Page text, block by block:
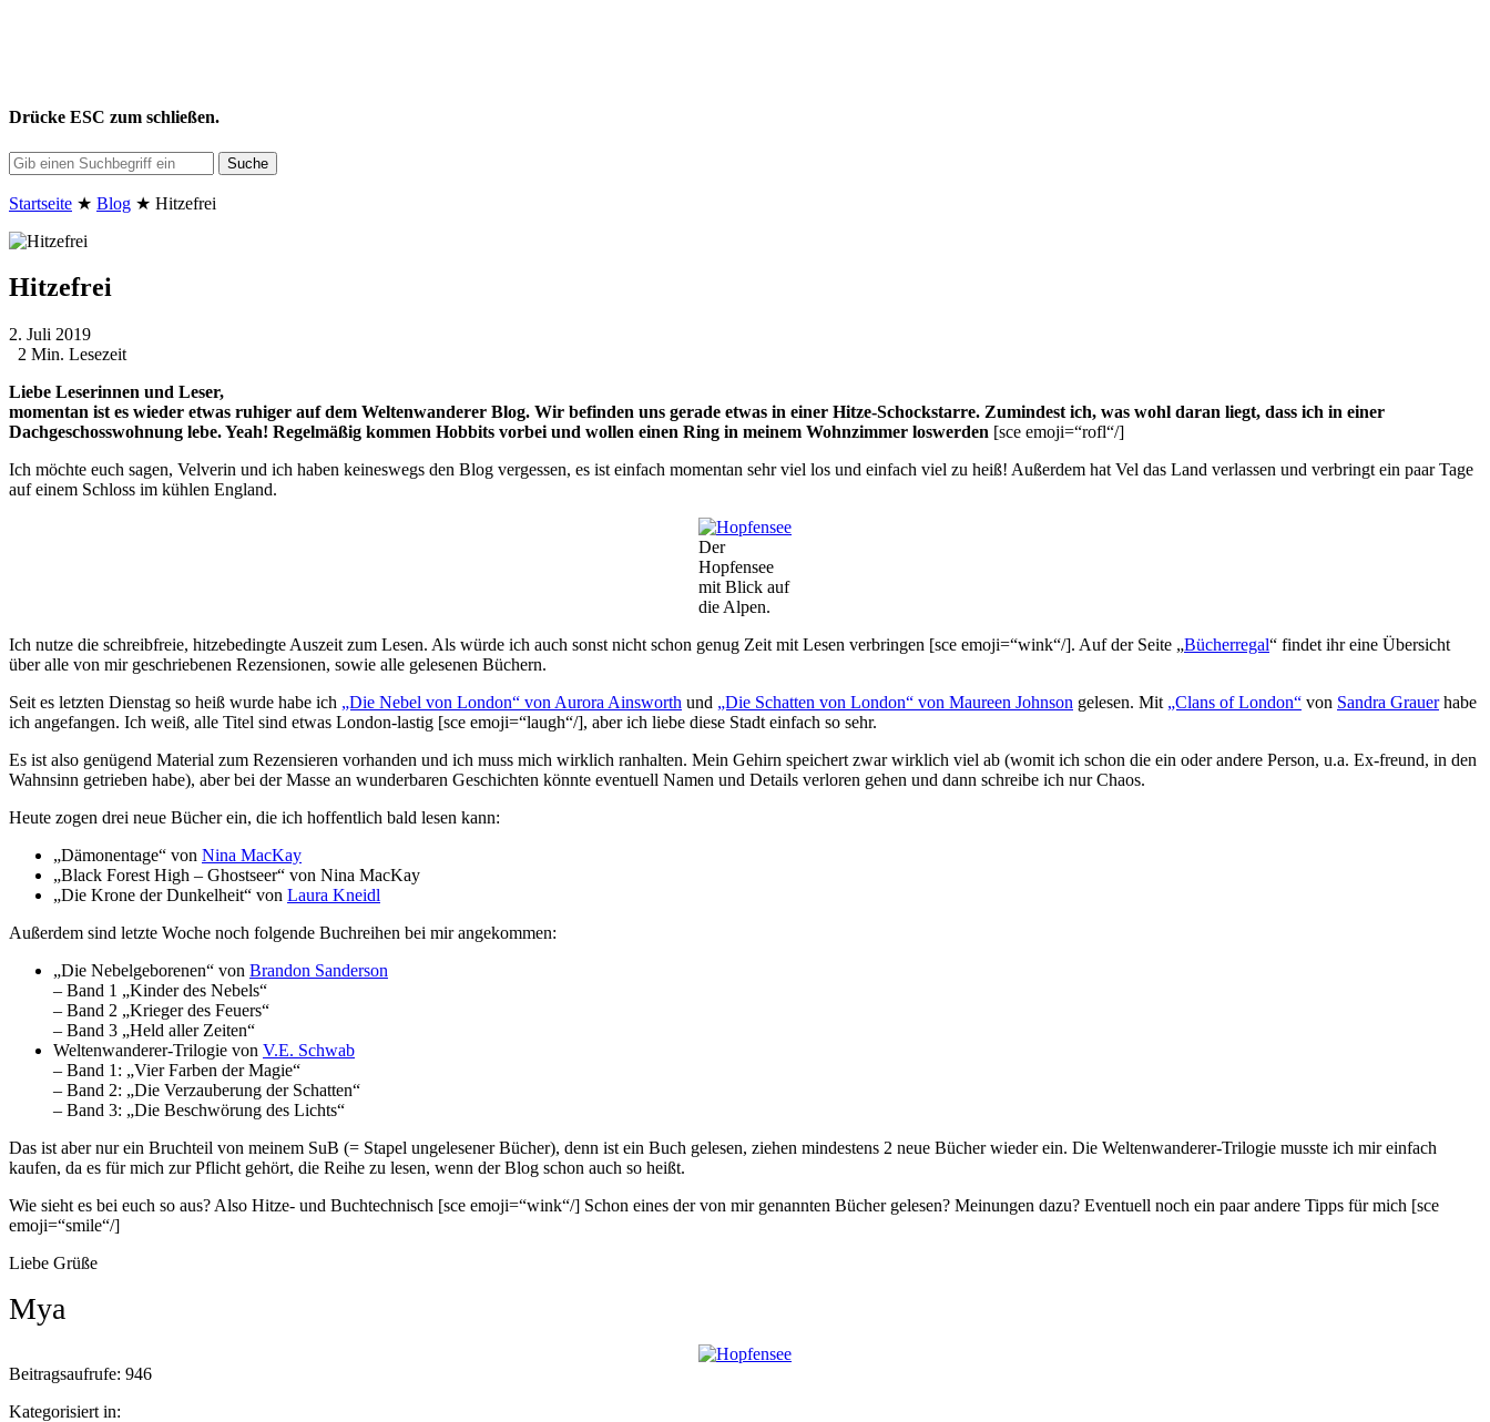
Drücke ESC zum schließen.
Suche
Startseite ★ Blog ★ Hitzefrei
Hitzefrei
2. Juli 2019
2 Min. Lesezeit
Liebe Leserinnen und Leser,
momentan ist es wieder etwas ruhiger auf dem Weltenwanderer Blog. Wir befinden uns gerade etwas in einer Hitze-Schockstarre. Zumindest ich, was wohl daran liegt, dass ich in einer
Dachgeschosswohnung lebe. Yeah! Regelmäßig kommen Hobbits vorbei und wollen einen Ring in meinem Wohnzimmer loswerden [sce emoji=“rofl“/]
Ich möchte euch sagen, Velverin und ich haben keineswegs den Blog vergessen, es ist einfach momentan sehr viel los und einfach viel zu heiß! Außerdem hat Vel das Land verlassen und verbringt ein paar Tage
auf einem Schloss im kühlen England.
Der
Hopfensee
mit Blick auf
die Alpen.
Ich nutze die schreibfreie, hitzebedingte Auszeit zum Lesen. Als würde ich auch sonst nicht schon genug Zeit mit Lesen verbringen [sce emoji=“wink“/]. Auf der Seite „Bücherregal“ findet ihr eine Übersicht
über alle von mir geschriebenen Rezensionen, sowie alle gelesenen Büchern.
Seit es letzten Dienstag so heiß wurde habe ich „Die Nebel von London“ von Aurora Ainsworth und „Die Schatten von London“ von Maureen Johnson gelesen. Mit „Clans of London“ von Sandra Grauerhabe
ich angefangen. Ich weiß, alle Titel sind etwas London-lastig [sce emoji=“laugh“/], aber ich liebe diese Stadt einfach so sehr.
Es ist also genügend Material zum Rezensieren vorhanden und ich muss mich wirklich ranhalten. Mein Gehirn speichert zwar wirklich viel ab (womit ich schon die ein oder andere Person, u.a. Ex-freund, in den
Wahnsinn getrieben habe), aber bei der Masse an wunderbaren Geschichten könnte eventuell Namen und Details verloren gehen und dann schreibe ich nur Chaos.
Heute zogen drei neue Bücher ein, die ich hoffentlich bald lesen kann:
„Dämonentage“ von Nina MacKay
„Black Forest High – Ghostseer“ von Nina MacKay
„Die Krone der Dunkelheit“ von Laura Kneidl
Außerdem sind letzte Woche noch folgende Buchreihen bei mir angekommen:
„Die Nebelgeborenen“ von Brandon Sanderson
– Band 1 „Kinder des Nebels“
– Band 2 „Krieger des Feuers“
– Band 3 „Held aller Zeiten“
Weltenwanderer-Trilogie von V.E. Schwab
– Band 1: „Vier Farben der Magie“
– Band 2: „Die Verzauberung der Schatten“
– Band 3: „Die Beschwörung des Lichts“
Das ist aber nur ein Bruchteil von meinem SuB (= Stapel ungelesener Bücher), denn ist ein Buch gelesen, ziehen mindestens 2 neue Bücher wieder ein. Die Weltenwanderer-Trilogie musste ich mir einfach
kaufen, da es für mich zur Pflicht gehört, die Reihe zu lesen, wenn der Blog schon auch so heißt.
Wie sieht es bei euch so aus? Also Hitze- und Buchtechnisch [sce emoji=“wink“/] Schon eines der von mir genannten Bücher gelesen? Meinungen dazu? Eventuell noch ein paar andere Tipps für mich [sce
emoji=“smile“/]
Liebe Grüße
Mya
Beitragsaufrufe: 946
Kategorisiert in: